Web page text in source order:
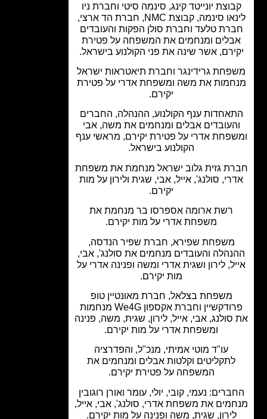
יונייטד קינג, סינמה סיטי וחברת ניו
לינאו סינמה, קבוצת NMC, חברת הד ארצי,
טלעד וחברת סולן הפקות והעובדים
ומנחמים את המשפחה על פטירת
אשר שינה את פני הקולנוע בישראל.
גרידינגר וחברת תיאטראות ישראל
את משה ומשפחת אדרי על פטירת
ענף הקולנוע, ההנהלה, החברים
אבלים ומנחמים את משה, אבי
אדרי על פטירת יקירם, מראשי ענף
הקולנוע בישראל.
גזית גלוב ישראל מנחמת את משפחת
סולנג', אייל, אבי, שגית ולירון על מות
רשת ארומה אספרסו בר מנחמת את
משפחת אדרי על מות יקירם.
משפחת שפירא, חברת שפיר הנדסה,
והעובדים מנחמים את סולנג', אבי,
לירון ושגית אדרי ומשה ופנינה אדרי על
מות יקירם.
משפחת בצלאל, חברת מאונטיין טופ
פרודקשיין וחברת אקספון We4G מנחמות
אבי, אייל, לירון, שגית, משה, פנינה
ומשפחת אדרי על מות יקירם.
עו"ד מוטי אמיתי, מנכ"ל, והפדרציה
לתקליטים וקלטות אבלים ומנחמים את
המשפחה על פטירת יקירם.
נעמי, קובי, יולי, עומר ואורן רוגובין
את משפחת אדרי, סולנג', אבי, אייל,
לירון, שגית, משה ופנינה על מות יקירם.